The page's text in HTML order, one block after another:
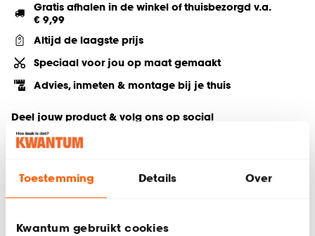
Toestemming Details Over
Kwantum gebruikt cookies
Gratis afhalen in de winkel of thuisbezorgd v.a.
€ 9,99
Altijd de laagste prijs
Speciaal voor jou op maat gemaakt
Advies, inmeten & montage bij je thuis
Deel jouw product & volg ons op social
Hulp nodig? Wij regelen het voor je!